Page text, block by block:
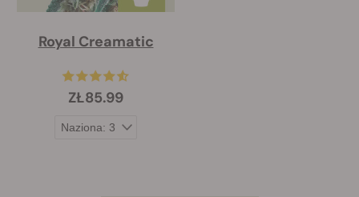
Royal Creamatic
ZŁ85.99